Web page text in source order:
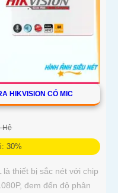
HIKVISION CÓ MIC
Hệ
30%
là thiết bị sắc nét với chip
đem đến độ phân